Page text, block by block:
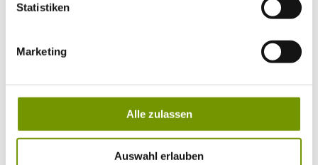
Statistiken
Marketing
Alle zulassen
Auswahl erlauben
Prospektbestellung
Presse
Social Media